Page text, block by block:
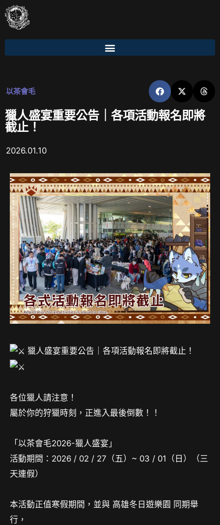
以茶會毛
獵人盛宴重要公告｜各項活動報名即將
截止！
2026.01.10
獵人盛宴重要公告｜各項活動報名即將截止！
各位獵人請注意！
屬於你的狩獵時刻，正進入最後倒數！！
「以茶會毛2026-獵人盛宴」
活動期間：2026 / 02 / 27（五）~ 03 / 01（日）（三
天連假）
本活動正值寒假期間，並與 高雄冬日遊樂園 同期舉
行，